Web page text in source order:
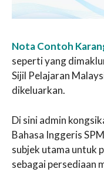
Nota Contoh
seperti yang
Sijil Pelajaran
dikeluarkan.
Di sini admin
Bahasa Inggeris
subjek utama untuk
sebagai persediaan